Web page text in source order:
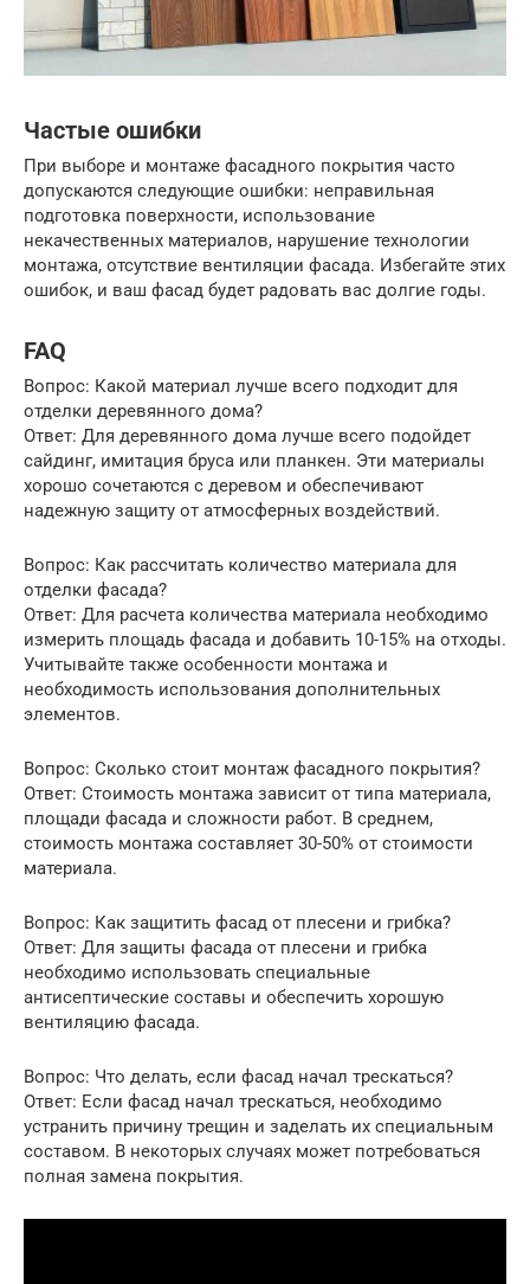
Частые ошибки
При выборе и монтаже фасадного покрытия часто
допускаются следующие ошибки: неправильная
подготовка поверхности, использование
некачественных материалов, нарушение технологии
монтажа, отсутствие вентиляции фасада. Избегайте этих
ошибок, и ваш фасад будет радовать вас долгие годы.
FAQ
Вопрос: Какой материал лучше всего подходит для
отделки деревянного дома?
Ответ: Для деревянного дома лучше всего подойдет
сайдинг, имитация бруса или планкен. Эти материалы
хорошо сочетаются с деревом и обеспечивают
надежную защиту от атмосферных воздействий.
Вопрос: Как рассчитать количество материала для
отделки фасада?
Ответ: Для расчета количества материала необходимо
измерить площадь фасада и добавить 10-15% на отходы.
Учитывайте также особенности монтажа и
необходимость использования дополнительных
элементов.
Вопрос: Сколько стоит монтаж фасадного покрытия?
Ответ: Стоимость монтажа зависит от типа материала,
площади фасада и сложности работ. В среднем,
стоимость монтажа составляет 30-50% от стоимости
материала.
Вопрос: Как защитить фасад от плесени и грибка?
Ответ: Для защиты фасада от плесени и грибка
необходимо использовать специальные
антисептические составы и обеспечить хорошую
вентиляцию фасада.
Вопрос: Что делать, если фасад начал трескаться?
Ответ: Если фасад начал трескаться, необходимо
устранить причину трещин и заделать их специальным
составом. В некоторых случаях может потребоваться
полная замена покрытия.